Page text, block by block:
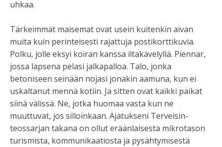
uhkaa.
Tärkeimmät maisemat ovat usein kuitenkin aivan
muita kuin perinteisesti rajattuja postikorttikuvia.
Polku, jolle eksyi koiran kanssa iltakävelyllä. Piennar,
jossa lapsena pelasi jalkapalloa. Talo, jonka
betoniseen seinään nojasi jonakin aamuna, kun ei
uskaltanut mennä kotiin. Ja sitten ovat kaikki paikat
siinä välissä. Ne, jotka huomaa vasta kun ne
muuttuvat, jos silloinkaan. Ajatukseni Terveisin-
teossarjan takana on ollut eräänlaisesta mikrotason
turismista, kommunikaatiosta ja pysähtymisestä